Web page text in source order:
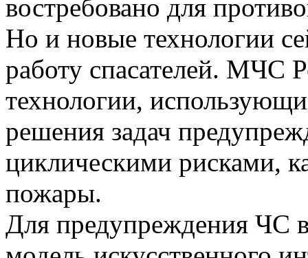
востребовано для
Но и новые технологии
работу спасателей. МЧС
технологии,
решения задач
циклическими рисками,
пожары.
Для предупреждения ЧС